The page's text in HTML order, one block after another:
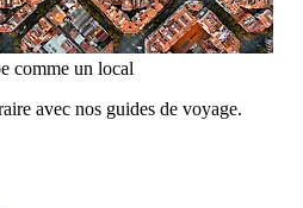
comme un local
avec nos guides de voyage.